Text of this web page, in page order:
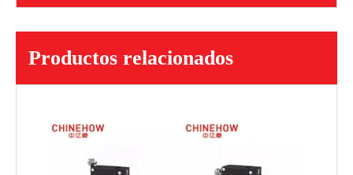
Productos relacionados